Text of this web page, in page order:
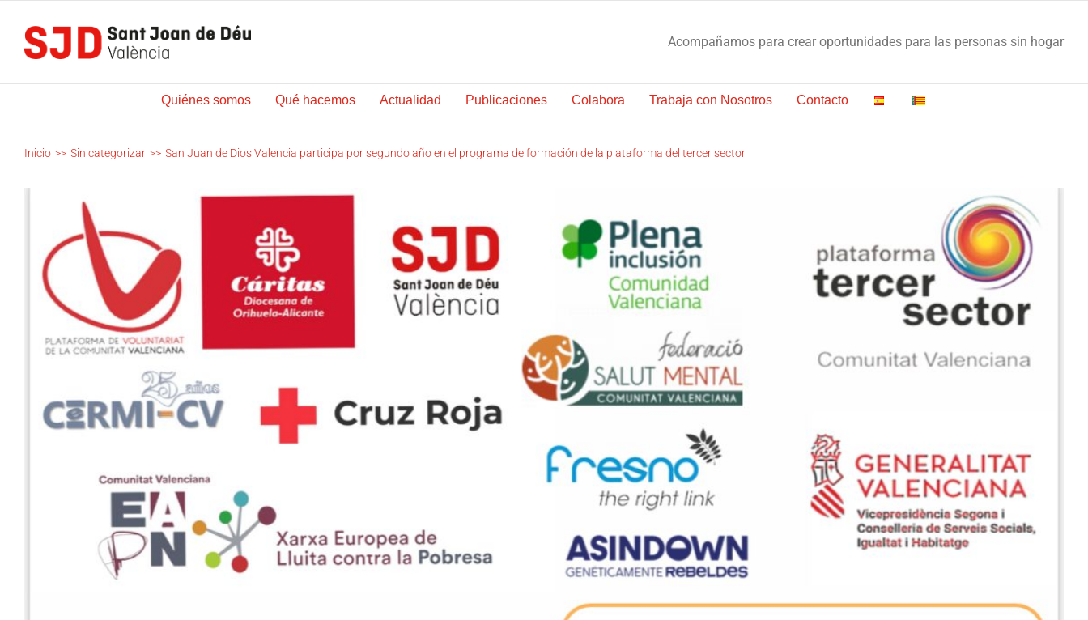
Saltar
contenido
Acompañamos para crear oportunidades para las personas sin hogar
Quiénes somos Qué hacemos Actualidad Publicaciones Colabora Trabaja con Nosotros Contacto
Inicio >> Sin categorizar >> San Juan de Dios Valencia participa por segundo año en el programa de formación de la plataforma del tercer sector